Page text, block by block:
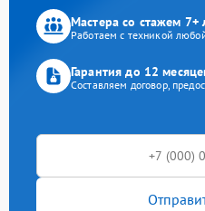
Мастера со стажем 7+
Работаем с техникой
Гарантия до 12
Составляем договор,